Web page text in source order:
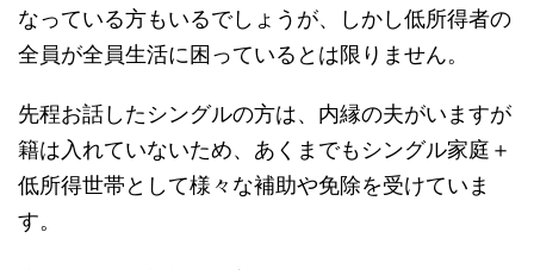
なっている方もいるでしょうが、しかし低所得者の
全員が全員生活に困っているとは限りません。
先程お話したシングルの方は、内縁の夫がいますが
籍は入れていないため、あくまでもシングル家庭＋
低所得世帯として様々な補助や免除を受けていま
す。